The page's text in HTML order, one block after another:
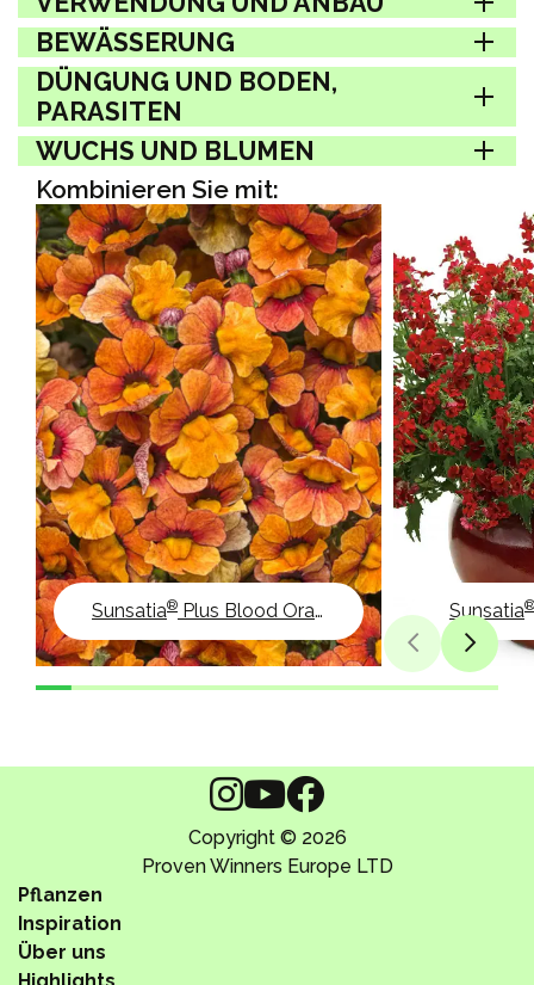
BEWÄSSERUNG
DÜNGUNG UND BODEN,
PARASITEN
WUCHS UND BLUMEN
Kombinieren Sie mit:
Sunsatia® Plus Blood Orange Sunsatia®
Copyright © 2026
Proven Winners Europe LTD
Pflanzen
Inspiration
Über uns
Highlights